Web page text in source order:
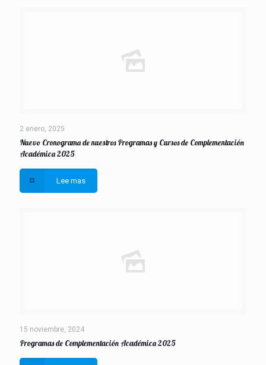
2 enero, 2025
Nuevo Cronograma de nuestros Programas y Cursos de Complementación
Académica 2025
Lee mas
15 noviembre, 2024
Programas de Complementación Académica 2025